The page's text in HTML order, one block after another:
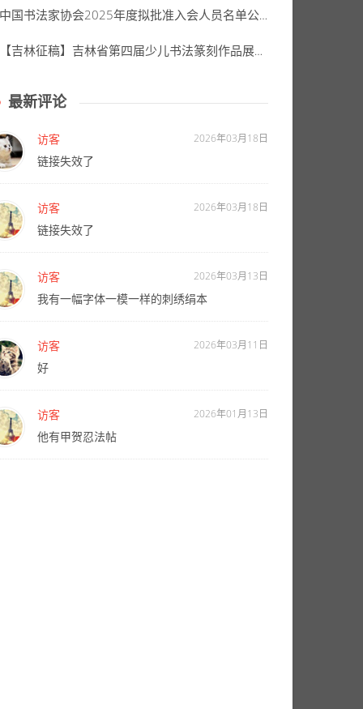
中国书法家协会2025年度拟批准入会人员名单公示
【吉林征稿】吉林省第四届少儿书法篆刻作品展征稿启事（2026年10月15日截稿）
最新评论
访客 2026年03月18日
链接失效了
访客 2026年03月18日
链接失效了
访客 2026年03月13日
我有一幅字体一模一样的刺绣绢本
访客 2026年03月11日
好
访客 2026年01月13日
他有甲贺忍法帖